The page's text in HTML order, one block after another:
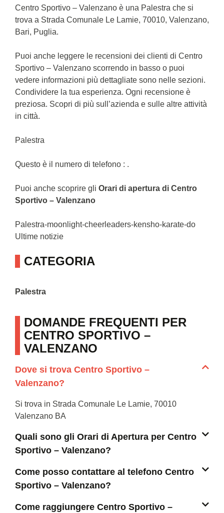
Centro Sportivo – Valenzano è una Palestra che si
trova a Strada Comunale Le Lamie, 70010, Valenzano,
Bari, Puglia.
Puoi anche leggere le recensioni dei clienti di Centro
Sportivo – Valenzano scorrendo in basso o puoi
vedere informazioni più dettagliate sono nelle sezioni.
Condividere la tua esperienza. Ogni recensione è
preziosa. Scopri di più sull’azienda e sulle altre attività
in città.
Palestra
Questo è il numero di telefono : .
Puoi anche scoprire gli Orari di apertura di Centro
Sportivo – Valenzano
Palestra-moonlight-cheerleaders-kensho-karate-do
Ultime notizie
CATEGORIA
Palestra
DOMANDE FREQUENTI PER
CENTRO SPORTIVO –
VALENZANO
Dove si trova Centro Sportivo –
Valenzano?
Si trova in Strada Comunale Le Lamie, 70010
Valenzano BA
Quali sono gli Orari di Apertura per Centro
Sportivo – Valenzano?
Come posso contattare al telefono Centro
Sportivo – Valenzano?
Come raggiungere Centro Sportivo –